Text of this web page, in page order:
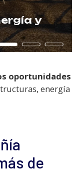
oportunidades
energía
y
1 2 3
de